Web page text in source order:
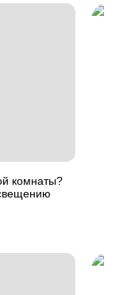
комнаты?